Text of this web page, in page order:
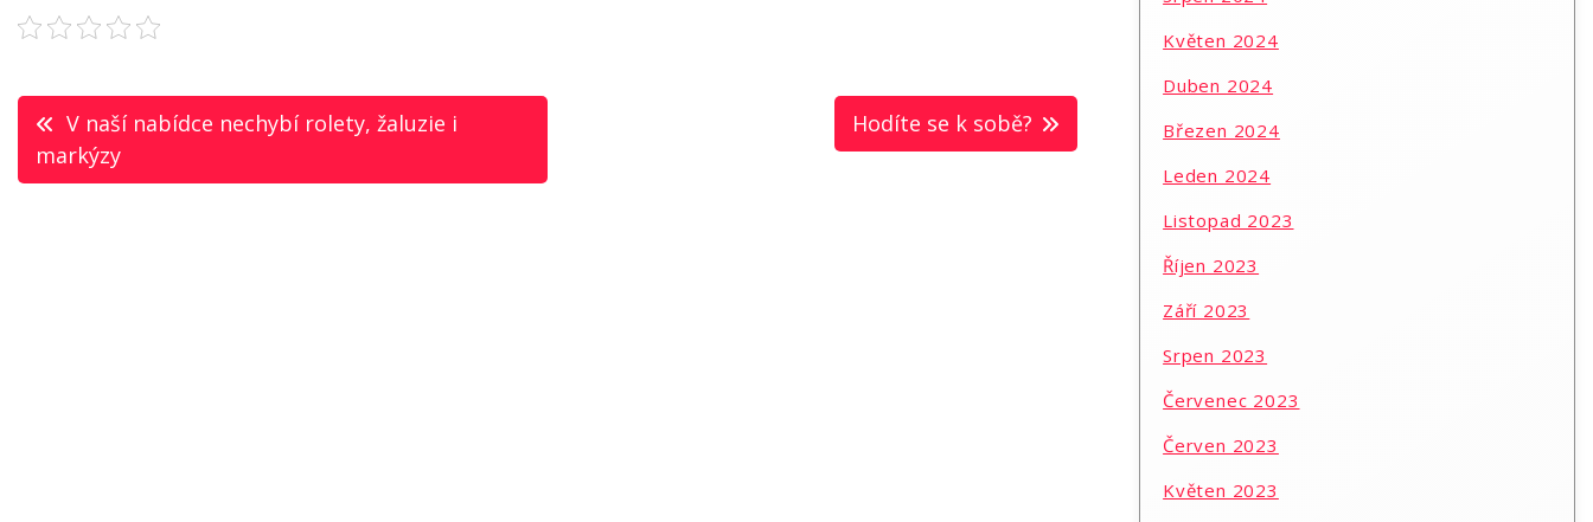
Navigace
pro
V naší nabídce nechybí rolety, žaluzie i
markýzy
Hodíte se k sobě?
Květen 2024
Duben 2024
Březen 2024
Leden 2024
Listopad 2023
Říjen 2023
Září 2023
Srpen 2023
Červenec 2023
Červen 2023
Květen 2023